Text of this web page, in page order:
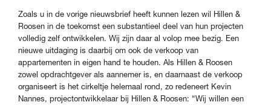
Zoals u in de vorige nieuwsbrief heeft kunnen lezen wil Hillen &
Roosen in de toekomst een substantieel deel van hun projecten
volledig zelf ontwikkelen. Wij zijn daar al volop mee bezig. Een
nieuwe uitdaging is daarbij om ook de verkoop van
appartementen in eigen hand te houden. Als Hillen & Roosen
zowel opdrachtgever als aannemer is, en daarnaast de verkoop
organiseert is het cirkeltje helemaal rond, zo redeneert Kevin
Nannes, projectontwikkelaar bij Hillen & Roosen: “Wij willen een